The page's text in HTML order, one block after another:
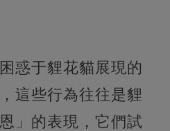
惑于貍花貓展現的
這些行為往往是貍
」的表現，它們試